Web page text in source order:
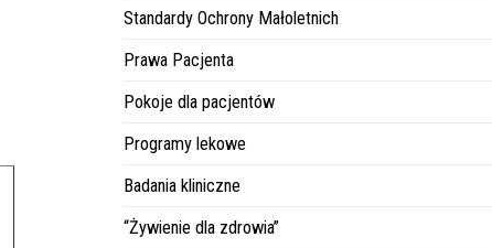
Standardy Ochrony Małoletnich
Prawa Pacjenta
Pokoje dla pacjentów
Programy lekowe
Badania kliniczne
“Żywienie dla zdrowia”